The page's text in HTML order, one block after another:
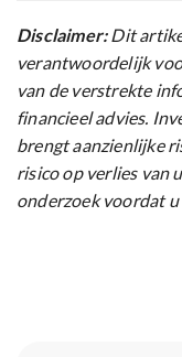
Disclaimer:Dit
verantwoordelijk
van de verstrekte
financieel advies.
brengt aanzienlijke
risico op verlies van
onderzoek voordat